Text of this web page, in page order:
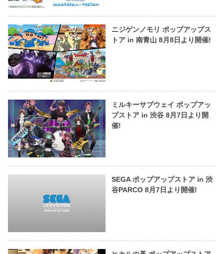
ニジゲンノモリ ポップアップス
トア in 南青山 8月8日より開催!
ミルキーサブウェイ ポップアッ
プストア in 渋谷 8月7日より開
催!
SEGA ポップアップストア in 渋
谷PARCO 8月7日より開催!